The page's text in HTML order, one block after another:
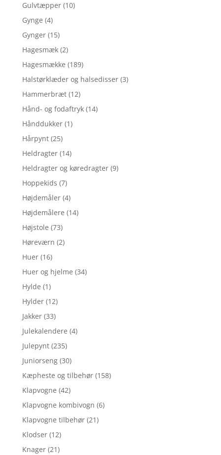
Gulvtæpper (10)
Gynge (4)
Gynger (15)
Hagesmæk (2)
Hagesmække (189)
Halstørklæder og halsedisser (3)
Hammerbræt (12)
Hånd- og fodaftryk (14)
Hånddukker (1)
Hårpynt (25)
Heldragter (14)
Heldragter og køredragter (9)
Hoppekids (7)
Højdemåler (4)
Højdemålere (14)
Højstole (73)
Høreværn (2)
Huer (16)
Huer og hjelme (34)
Hylde (1)
Hylder (12)
Jakker (33)
Julekalendere (4)
Julepynt (235)
Juniorseng (30)
Kæpheste og tilbehør (158)
Klapvogne (42)
Klapvogne kombivogn (6)
Klapvogne tilbehør (21)
Klodser (12)
Knager (21)